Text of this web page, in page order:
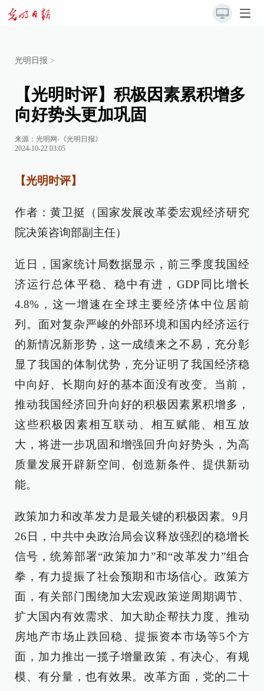
光明日报 >
【光明时评】积极因素累积增多
向好势头更加巩固
来源： 光明网-《光明日报》
2024-10-22 03:05
【光明时评】
作者：黄卫挺（国家发展改革委宏观经济研究
院决策咨询部副主任）
近日，国家统计局数据显示，前三季度我国经
济运行总体平稳、稳中有进，GDP同比增长
4.8%，这一增速在全球主要经济体中位居前
列。面对复杂严峻的外部环境和国内经济运行
的新情况新形势，这一成绩来之不易，充分彰
显了我国的体制优势，充分证明了我国经济稳
中向好、长期向好的基本面没有改变。当前，
推动我国经济回升向好的积极因素累积增多，
这些积极因素相互联动、相互赋能、相互放
大，将进一步巩固和增强回升向好势头，为高
质量发展开辟新空间、创造新条件、提供新动
能。
政策加力和改革发力是最关键的积极因素。9月
26日，中共中央政治局会议释放强烈的稳增长
信号，统筹部署“政策加力”和“改革发力”组合
拳，有力提振了社会预期和市场信心。政策方
面，有关部门围绕加大宏观政策逆周期调节、
扩大国内有效需求、加大助企帮扶力度、推动
房地产市场止跌回稳、提振资本市场等5个方
面，加力推出一揽子增量政策，有决心、有规
模、有分量，也有效果。改革方面，党的二十